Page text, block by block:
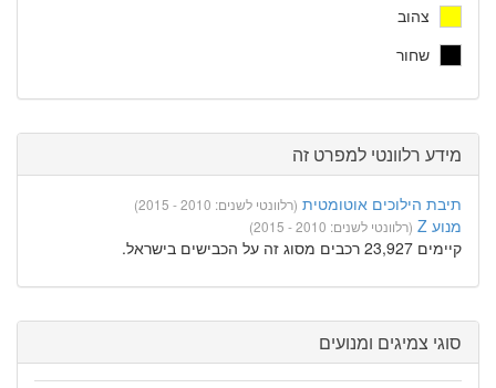
צהוב
שחור
מידע רלוונטי למפרט זה
תיבת הילוכים אוטומטית (רלוונטי לשנים: 2010 - 2015)
מנוע Z (רלוונטי לשנים: 2010 - 2015)
קיימים 23,927 רכבים מסוג זה על הכבישים בישראל.
סוגי צמיגים ומנועים